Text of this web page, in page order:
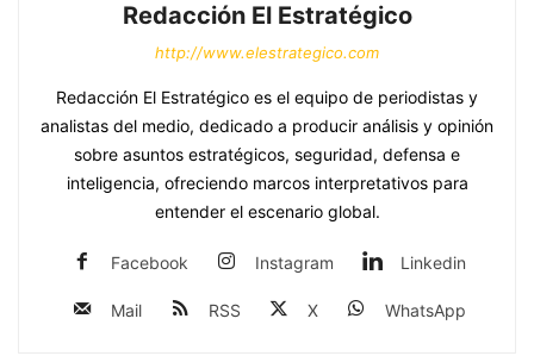
Redacción El Estratégico
http://www.elestrategico.com
Redacción El Estratégico es el equipo de periodistas y
analistas del medio, dedicado a producir análisis y opinión
sobre asuntos estratégicos, seguridad, defensa e
inteligencia, ofreciendo marcos interpretativos para
entender el escenario global.
Facebook Instagram Linkedin
Mail RSS X WhatsApp